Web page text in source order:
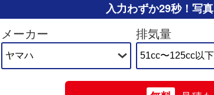
入力わずか29秒！ 写
メーカー 排気量